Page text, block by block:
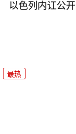
以色列内讧公
最热